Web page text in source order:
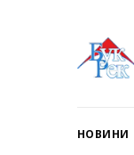
НОВИНИ